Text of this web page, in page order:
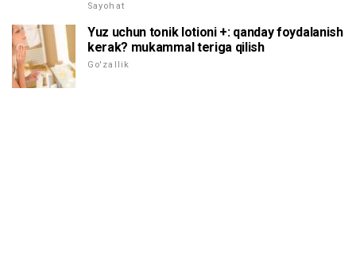
Sayohat
Yuz uchun tonik lotioni +: qanday foydalanish
kerak? mukammal teriga qilish
Go'zallik